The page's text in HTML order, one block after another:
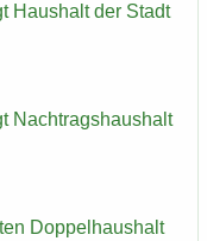
Haus­halt der Stadt
Nach­trags­haus­halt
Dop­pel­haus­halt